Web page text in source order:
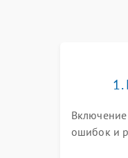
1.
ошибок и